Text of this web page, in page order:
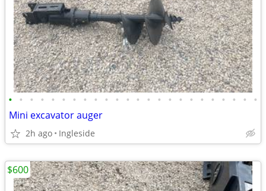
• • • • • • • • • • • • • • • • • • • • • • • •
Mini excavator auger
2h ago Ingleside
$600